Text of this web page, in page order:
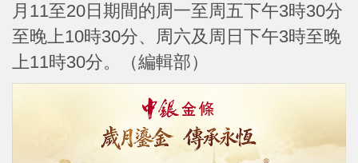
月11至20日期間的周一至周五下午3時30分
至晚上10時30分、周六及周日下午3時至晚
上11時30分。（編輯部）